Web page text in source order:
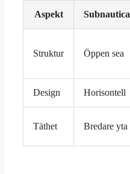
Aspekt Subnautica
Struktur Öppen sea
Design Horisontell
Täthet Bredare yta